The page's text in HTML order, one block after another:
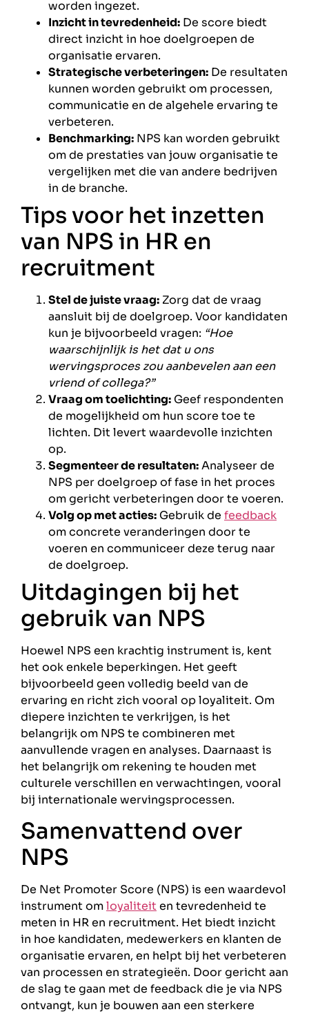
worden ingezet.
Inzicht in tevredenheid: De score biedt
direct inzicht in hoe doelgroepen de
organisatie ervaren.
Strategische verbeteringen: De resultaten
kunnen worden gebruikt om processen,
communicatie en de algehele ervaring te
verbeteren.
Benchmarking: NPS kan worden gebruikt
om de prestaties van jouw organisatie te
vergelijken met die van andere bedrijven
in de branche.
Tips voor het inzetten
van NPS in HR en
recruitment
Stel de juiste vraag: Zorg dat de vraag
aansluit bij de doelgroep. Voor kandidaten
kun je bijvoorbeeld vragen: “Hoe
waarschijnlijk is het dat u ons
wervingsproces zou aanbevelen aan een
vriend of collega?”
Vraag om toelichting: Geef respondenten
de mogelijkheid om hun score toe te
lichten. Dit levert waardevolle inzichten
op.
Segmenteer de resultaten:Analyseer de
NPS per doelgroep of fase in het proces
om gericht verbeteringen door te voeren.
Volg op met acties: Gebruik de feedback
om concrete veranderingen door te
voeren en communiceer deze terug naar
de doelgroep.
Uitdagingen bij het
gebruik van NPS
Hoewel NPS een krachtig instrument is, kent
het ook enkele beperkingen. Het geeft
bijvoorbeeld geen volledig beeld van de
ervaring en richt zich vooral op loyaliteit. Om
diepere inzichten te verkrijgen, is het
belangrijk om NPS te combineren met
aanvullende vragen en analyses. Daarnaast is
het belangrijk om rekening te houden met
culturele verschillen en verwachtingen, vooral
bij internationale wervingsprocessen.
Samenvattend over
NPS
De Net Promoter Score (NPS) is een waardevol
instrument omloyaliteit en tevredenheid te
meten in HR en recruitment. Het biedt inzicht
in hoe kandidaten, medewerkers en klanten de
organisatie ervaren, en helpt bij het verbeteren
van processen en strategieën. Door gericht aan
de slag te gaan met de feedback die je via NPS
ontvangt, kun je bouwen aan een sterkere